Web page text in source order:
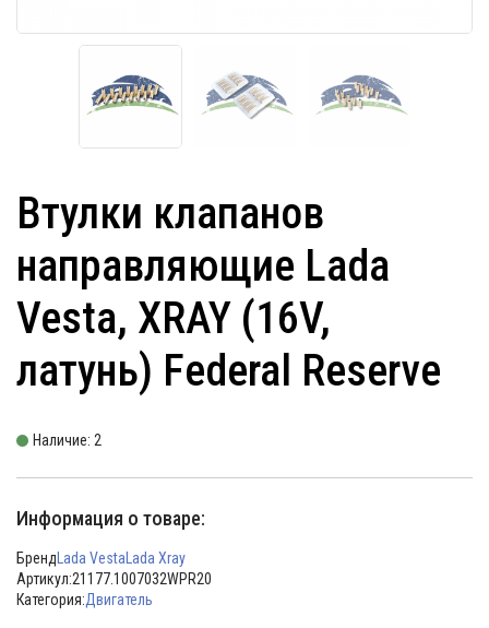
Втулки клапанов
направляющие Lada
Vesta, XRAY (16V,
латунь) Federal Reserve
Наличие: 2
Информация о товаре:
Бренд Lada Vesta Lada Xray
Артикул:21177.1007032WPR20
Категория:Двигатель